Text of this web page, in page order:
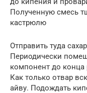
Полученную смесь
кастрюлю
Отправить туда
Периодически
компонент до конца
Как только отвар
айву. Подождать